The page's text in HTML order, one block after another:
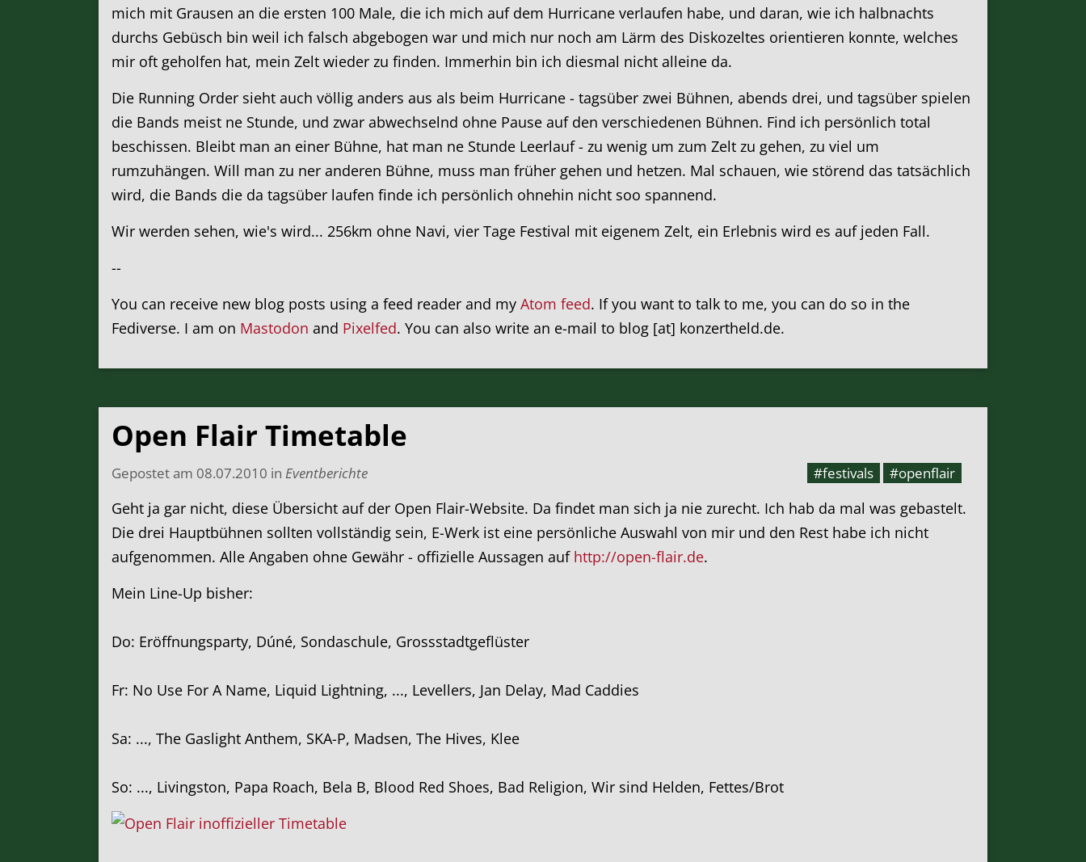
mich mit Grausen an die ersten 100 Male, die ich mich auf dem Hurricane verlaufen habe, und daran, wie ich halbnachts
durchs Gebüsch bin weil ich falsch abgebogen war und mich nur noch am Lärm des Diskozeltes orientieren konnte, welches
mir oft geholfen hat, mein Zelt wieder zu finden. Immerhin bin ich diesmal nicht alleine da.
Die Running Order sieht auch völlig anders aus als beim Hurricane - tagsüber zwei Bühnen, abends drei, und tagsüber spielen
die Bands meist ne Stunde, und zwar abwechselnd ohne Pause auf den verschiedenen Bühnen. Find ich persönlich total
beschissen. Bleibt man an einer Bühne, hat man ne Stunde Leerlauf - zu wenig um zum Zelt zu gehen, zu viel um
rumzuhängen. Will man zu ner anderen Bühne, muss man früher gehen und hetzen. Mal schauen, wie störend das tatsächlich
wird, die Bands die da tagsüber laufen finde ich persönlich ohnehin nicht soo spannend.
Wir werden sehen, wie's wird... 256km ohne Navi, vier Tage Festival mit eigenem Zelt, ein Erlebnis wird es auf jeden Fall.
--
You can receive new blog posts using a feed reader and my Atom feed. If you want to talk to me, you can do so in the
Fediverse. I am on Mastodon and Pixelfed. You can also write an e-mail to blog [at] konzertheld.de.
Open Flair Timetable
Gepostet am 08.07.2010 in Eventberichte #festivals
#openflair
Geht ja gar nicht, diese Übersicht auf der Open Flair-Website. Da findet man sich ja nie zurecht. Ich hab da mal was gebastelt.
Die drei Hauptbühnen sollten vollständig sein, E-Werk ist eine persönliche Auswahl von mir und den Rest habe ich nicht
aufgenommen. Alle Angaben ohne Gewähr - offizielle Aussagen auf http://open-flair.de.
Mein Line-Up bisher:
Do: Eröffnungsparty, Dúné, Sondaschule, Grossstadtgeflüster
Fr: No Use For A Name, Liquid Lightning, ..., Levellers, Jan Delay, Mad Caddies
Sa: ..., The Gaslight Anthem, SKA-P, Madsen, The Hives, Klee
So: ..., Livingston, Papa Roach, Bela B, Blood Red Shoes, Bad Religion, Wir sind Helden, Fettes/Brot